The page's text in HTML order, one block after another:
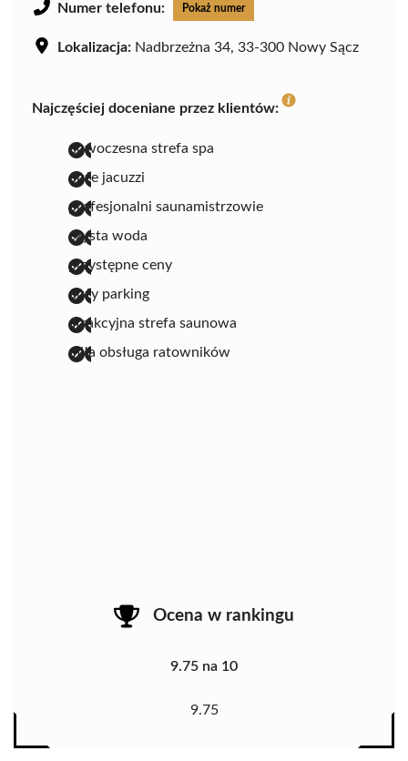
Numer telefonu: Pokaż numer
Lokalizacja: Nadbrzeżna 34, 33-300 Nowy Sącz
Najczęściej doceniane przez klientów:
nowoczesna strefa spa
duże jacuzzi
profesjonalni saunamistrzowie
czysta woda
przystępne ceny
duży parking
atrakcyjna strefa saunowa
miła obsługa ratowników
Ocena w rankingu
9.75 na 10
9.75